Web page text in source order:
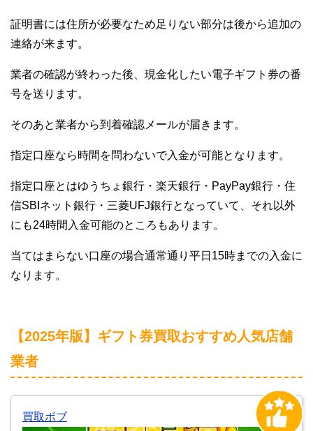
証明書には住所が必要なため足りない部分は後から追加の
連絡が来ます。
業者の確認が終わった後、現金化したい電子ギフト券の番
号を送ります。
そのあと業者から到着確認メールが届きます。
指定口座なら時間を問わないで入金が可能となります。
指定口座とはゆうちょ銀行・楽天銀行・PayPay銀行・住
信SBIネット銀行・三菱UFJ銀行となっていて、それ以外
にも24時間入金可能のところもあります。
当てはまらない口座の場合通常通り平日15時までの入金に
なります。
【2025年版】ギフト券買取おすすめ人気店舗
業者
買取ボブ